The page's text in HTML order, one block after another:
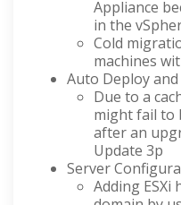
Appliance
in the
Cold
machines
Auto Deploy
Due to a
might fail to
after an
Update 3p
Server
Adding